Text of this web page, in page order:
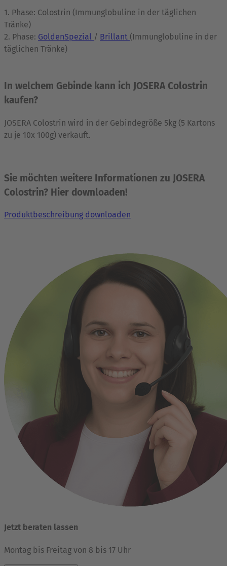
1. Phase: Colostrin (Immunglobuline in der täglichen
Tränke)
2. Phase: GoldenSpezial / Brillant (Immunglobuline in der
täglichen Tränke)
In welchem Gebinde kann ich JOSERA Colostrin
kaufen?
JOSERA Colostrin wird in der Gebindegröße 5kg (5 Kartons
zu je 10x 100g) verkauft.
Sie möchten weitere Informationen zu JOSERA
Colostrin? Hier downloaden!
Produktbeschreibung downloaden
Jetzt beraten lassen
Montag bis Freitag von 8 bis 17 Uhr